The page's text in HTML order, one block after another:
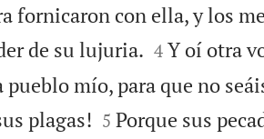
fornicaron con ella, y los
de su lujuria.
4 Y oí otra
mío, para que no
plagas!
5 Porque sus